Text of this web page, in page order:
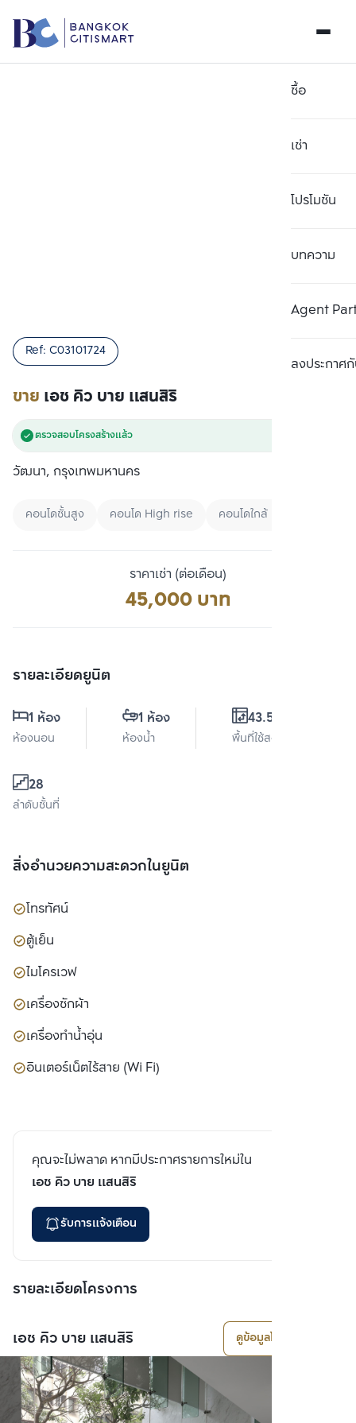
ซื้อ
เช่า
โปรโมชัน
บทความ
Agent
ลงประกาศกั
ขาย เอช คิว บาย แสนสิริ
Ref: C03101724
ตรวจสอบโครงสร้างแล้ว
วัฒนา, กรุงเทพมหานคร
คอนโดชั้นสูง คอนโด High rise คอนโดใกล้ BTS
ราคาเช่า (ต่อเดือน)
45,000 บาท
รายละเอียดยูนิต
1 ห้อง
ห้องนอน
1 ห้อง
ห้องน้ำ
43.55 ตร.ม.
พื้นที่ใช้สอย
28
ลำดับชั้นที่
สิ่งอำนวยความสะดวกในยูนิต
โทรทัศน์
ตู้เย็น
ไมโครเวฟ
เครื่องซักผ้า
เครื่องทำน้ำอุ่น
อินเตอร์เน็ตไร้สาย (Wi Fi)
คุณจะไม่พลาด หากมีประกาศรายการใหม่ใน
เอช คิว บาย แสนสิริ
รับการแจ้งเตือน
รายละเอียดโครงการ
เอช คิว บาย แสนสิริ ดูข้อมูลโครงการ